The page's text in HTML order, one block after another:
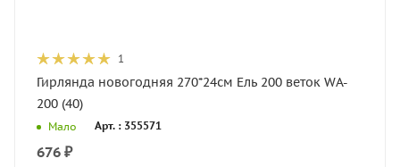
1
Гирлянда новогодняя 270*24см Ель 200 веток WA-
200 (40)
Мало Арт. : 355571
676 ₽